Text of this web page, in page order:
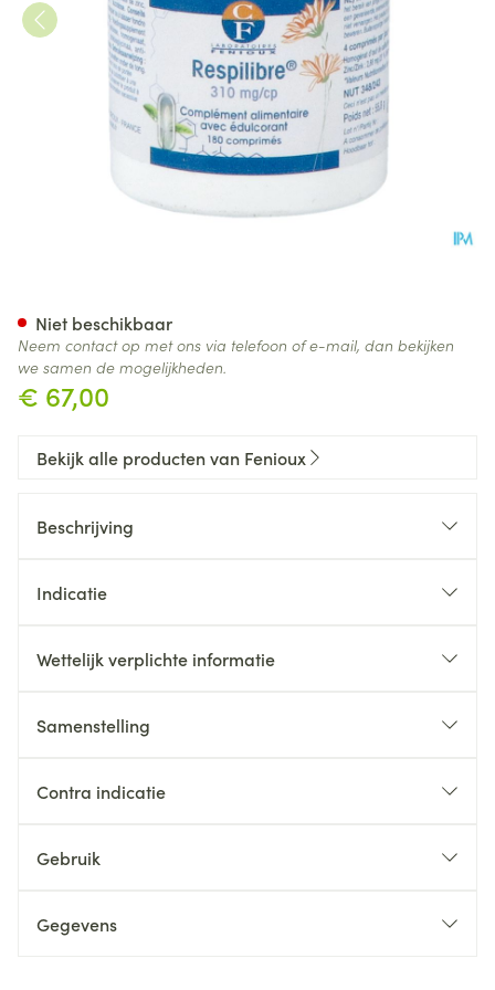
€ 67,00
Niet beschikbaar
Neem contact op met ons via telefoon of e-mail, dan bekijken
we samen de mogelijkheden.
Bekijk alle producten van Fenioux
Beschrijving
Indicatie
Wettelijk verplichte informatie
Samenstelling
Contra indicatie
Gebruik
Gegevens